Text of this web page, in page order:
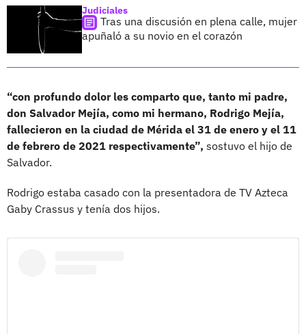
Judiciales
Tras una discusión en plena calle, mujer
apuñaló a su novio en el corazón
“con profundo dolor les comparto que, tanto mi padre,
don Salvador Mejía, como mi hermano, Rodrigo Mejía,
fallecieron en la ciudad de Mérida el 31 de enero y el 11
de febrero de 2021 respectivamente”, sostuvo el hijo de
Salvador.
Rodrigo estaba casado con la presentadora de TV Azteca
Gaby Crassus y tenía dos hijos.